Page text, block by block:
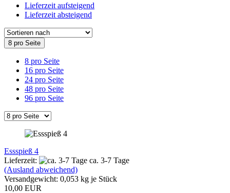
Lieferzeit aufsteigend
Lieferzeit absteigend
8 pro Seite
8 pro Seite
16 pro Seite
24 pro Seite
48 pro Seite
96 pro Seite
Essspieß 4
Lieferzeit:
ca. 3-7 Tage
(Ausland abweichend)
Versandgewicht: 0,053 kg je Stück
10,00 EUR